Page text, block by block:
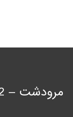
مرودشت – 22 بهمن شمالی